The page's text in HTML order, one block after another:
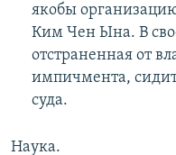
якобы
Ким Чен Ына. В
отстраненная от
импичмента,
суда.
Наука.